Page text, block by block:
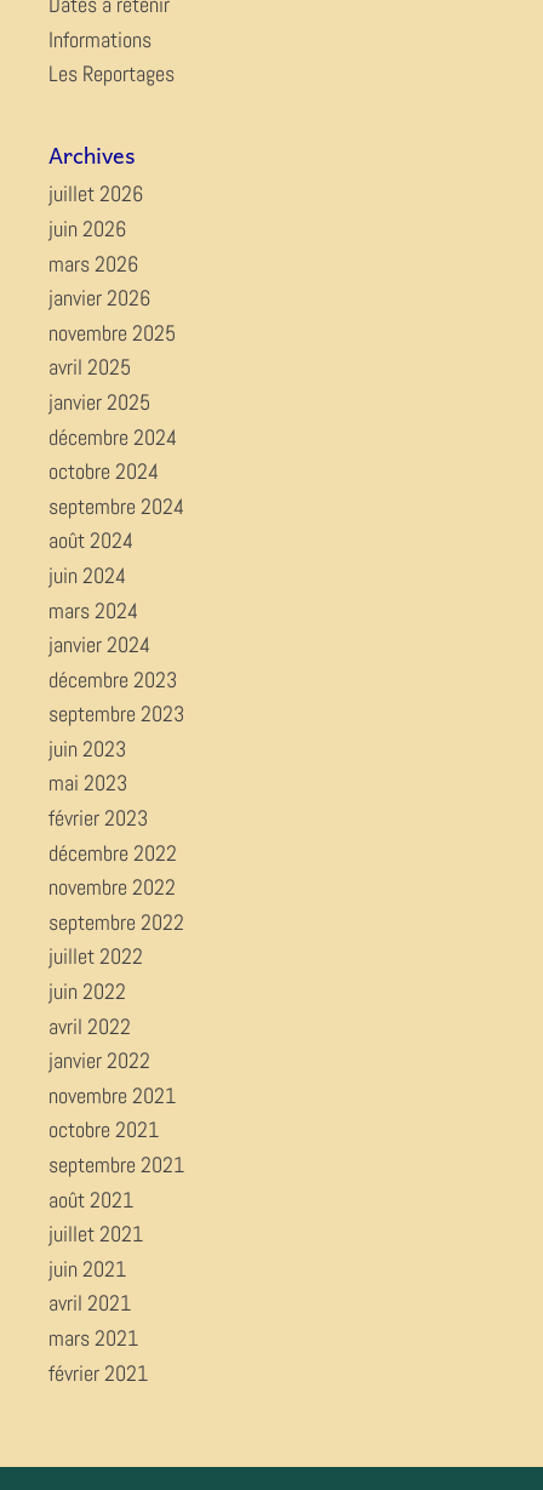
Informations
Les Reportages
Archives
juillet 2026
juin 2026
mars 2026
janvier 2026
novembre 2025
avril 2025
janvier 2025
décembre 2024
octobre 2024
septembre 2024
août 2024
juin 2024
mars 2024
janvier 2024
décembre 2023
septembre 2023
juin 2023
mai 2023
février 2023
décembre 2022
novembre 2022
septembre 2022
juillet 2022
juin 2022
avril 2022
janvier 2022
novembre 2021
octobre 2021
septembre 2021
août 2021
juillet 2021
juin 2021
avril 2021
mars 2021
février 2021